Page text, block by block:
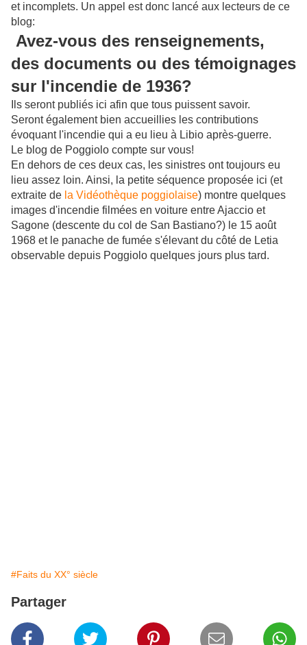
et incomplets. Un appel est donc lancé aux lecteurs de ce
blog:
Avez-vous des renseignements,
des documents ou des témoignages
sur l'incendie de 1936?
Ils seront publiés ici afin que tous puissent savoir.
Seront également bien accueillies les contributions
évoquant l'incendie qui a eu lieu à Libio après-guerre.
Le blog de Poggiolo compte sur vous!
En dehors de ces deux cas, les sinistres ont toujours eu
lieu assez loin. Ainsi, la petite séquence proposée ici (et
extraite de la Vidéothèque poggiolaise) montre quelques
images d'incendie filmées en voiture entre Ajaccio et
Sagone (descente du col de San Bastiano?) le 15 août
1968 et le panache de fumée s'élevant du côté de Letia
observable depuis Poggiolo quelques jours plus tard.
#Faits du XX° siècle
Partager